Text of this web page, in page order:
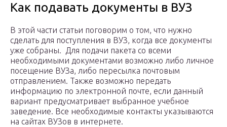
Как подавать документы в ВУЗ
В этой части статьи поговорим о том, что нужно
сделать для поступления в ВУЗ, когда все документы
уже собраны. Для подачи пакета со всеми
необходимыми документами возможно либо личное
посещение ВУЗа, либо пересылка почтовым
отправлением. Также возможно передать
информацию по электронной почте, если данный
вариант предусматривает выбранное учебное
заведение. Все необходимые контакты указываются
на сайтах ВУЗов в интернете.